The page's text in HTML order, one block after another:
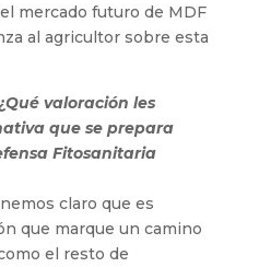
mercado futuro de MDF
al agricultor sobre esta
valoración les
que se prepara
Fitosanitaria
claro que es
que marque un camino
el resto de